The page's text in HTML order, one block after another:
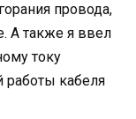
провода,
А также я ввел
току
работы кабеля